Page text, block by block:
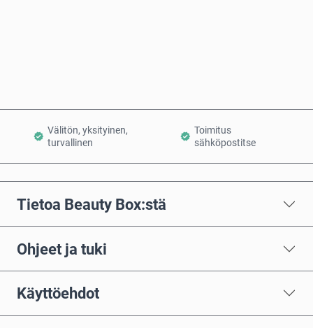
Välitön, yksityinen,
turvallinen
Toimitus
sähköpostitse
Tietoa Beauty Box:stä
Ohjeet ja tuki
Käyttöehdot